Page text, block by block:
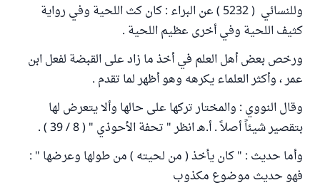
وللنسائي ( 5232 ) عن البراء : كان كث اللحية وفي رواية
كثيف اللحية وفي أخرى عظيم اللحية .
ورخص بعض أهل العلم في أخذ ما زاد على القبضة لفعل ابن
عمر ، وأكثر العلماء يكرهه وهو أظهر لما تقدم .
وقال النووي : والمختار تركها على حالها وألا يتعرض لها
بتقصير شيئاً أصلاً . أ.هـ انظر " تحفة الأحوذي " ( 8 / 39 ) .
وأما حديث : " كان يأخذ ( من لحيته ) من طولها وعرضها " :
فهو حديث موضوع مكذوب